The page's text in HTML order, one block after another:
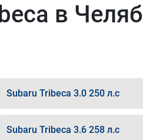
в
Subaru Tribeca 3.0 250 л.с
Subaru Tribeca 3.6 258 л.с